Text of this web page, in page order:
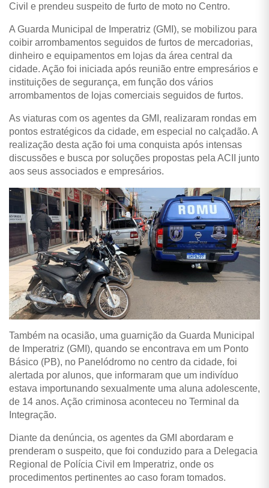
Civil e prendeu suspeito de furto de moto no Centro.
A Guarda Municipal de Imperatriz (GMI), se mobilizou para
coibir arrombamentos seguidos de furtos de mercadorias,
dinheiro e equipamentos em lojas da área central da
cidade. Ação foi iniciada após reunião entre empresários e
instituições de segurança, em função dos vários
arrombamentos de lojas comerciais seguidos de furtos.
As viaturas com os agentes da GMI, realizaram rondas em
pontos estratégicos da cidade, em especial no calçadão. A
realização desta ação foi uma conquista após intensas
discussões e busca por soluções propostas pela ACII junto
aos seus associados e empresários.
Também na ocasião, uma guarnição da Guarda Municipal
de Imperatriz (GMI), quando se encontrava em um Ponto
Básico (PB), no Panelódromo no centro da cidade, foi
alertada por alunos, que informaram que um indivíduo
estava importunando sexualmente uma aluna adolescente,
de 14 anos. Ação criminosa aconteceu no Terminal da
Integração.
Diante da denúncia, os agentes da GMI abordaram e
prenderam o suspeito, que foi conduzido para a Delegacia
Regional de Polícia Civil em Imperatriz, onde os
procedimentos pertinentes ao caso foram tomados.